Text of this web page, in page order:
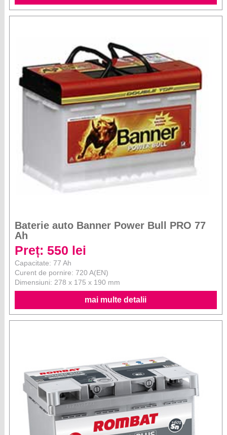
Baterie auto Banner Power Bull PRO 77
Ah
Preț: 550 lei
Capacitate: 77 Ah
Curent de pornire: 720 A(EN)
Dimensiuni: 278 x 175 x 190 mm
mai multe detalii